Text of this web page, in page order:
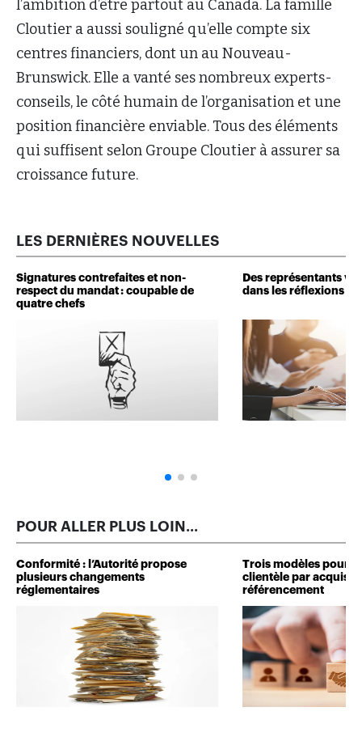
l’ambition d’être partout au Canada. La famille
Cloutier a aussi souligné qu’elle compte six
centres financiers, dont un au Nouveau-
Brunswick. Elle a vanté ses nombreux experts-
conseils, le côté humain de l’organisation et une
position financière enviable. Tous des éléments
qui suffisent selon Groupe Cloutier à assurer sa
croissance future.
LES DERNIÈRES NOUVELLES
Signatures contrefaites et non-
respect du mandat : coupable de
quatre chefs
Des représentants
dans les réflexions de
POUR ALLER PLUS LOIN...
Conformité : l’Autorité propose
plusieurs changements
réglementaires
Trois modèles pour
clientèle par
référencement